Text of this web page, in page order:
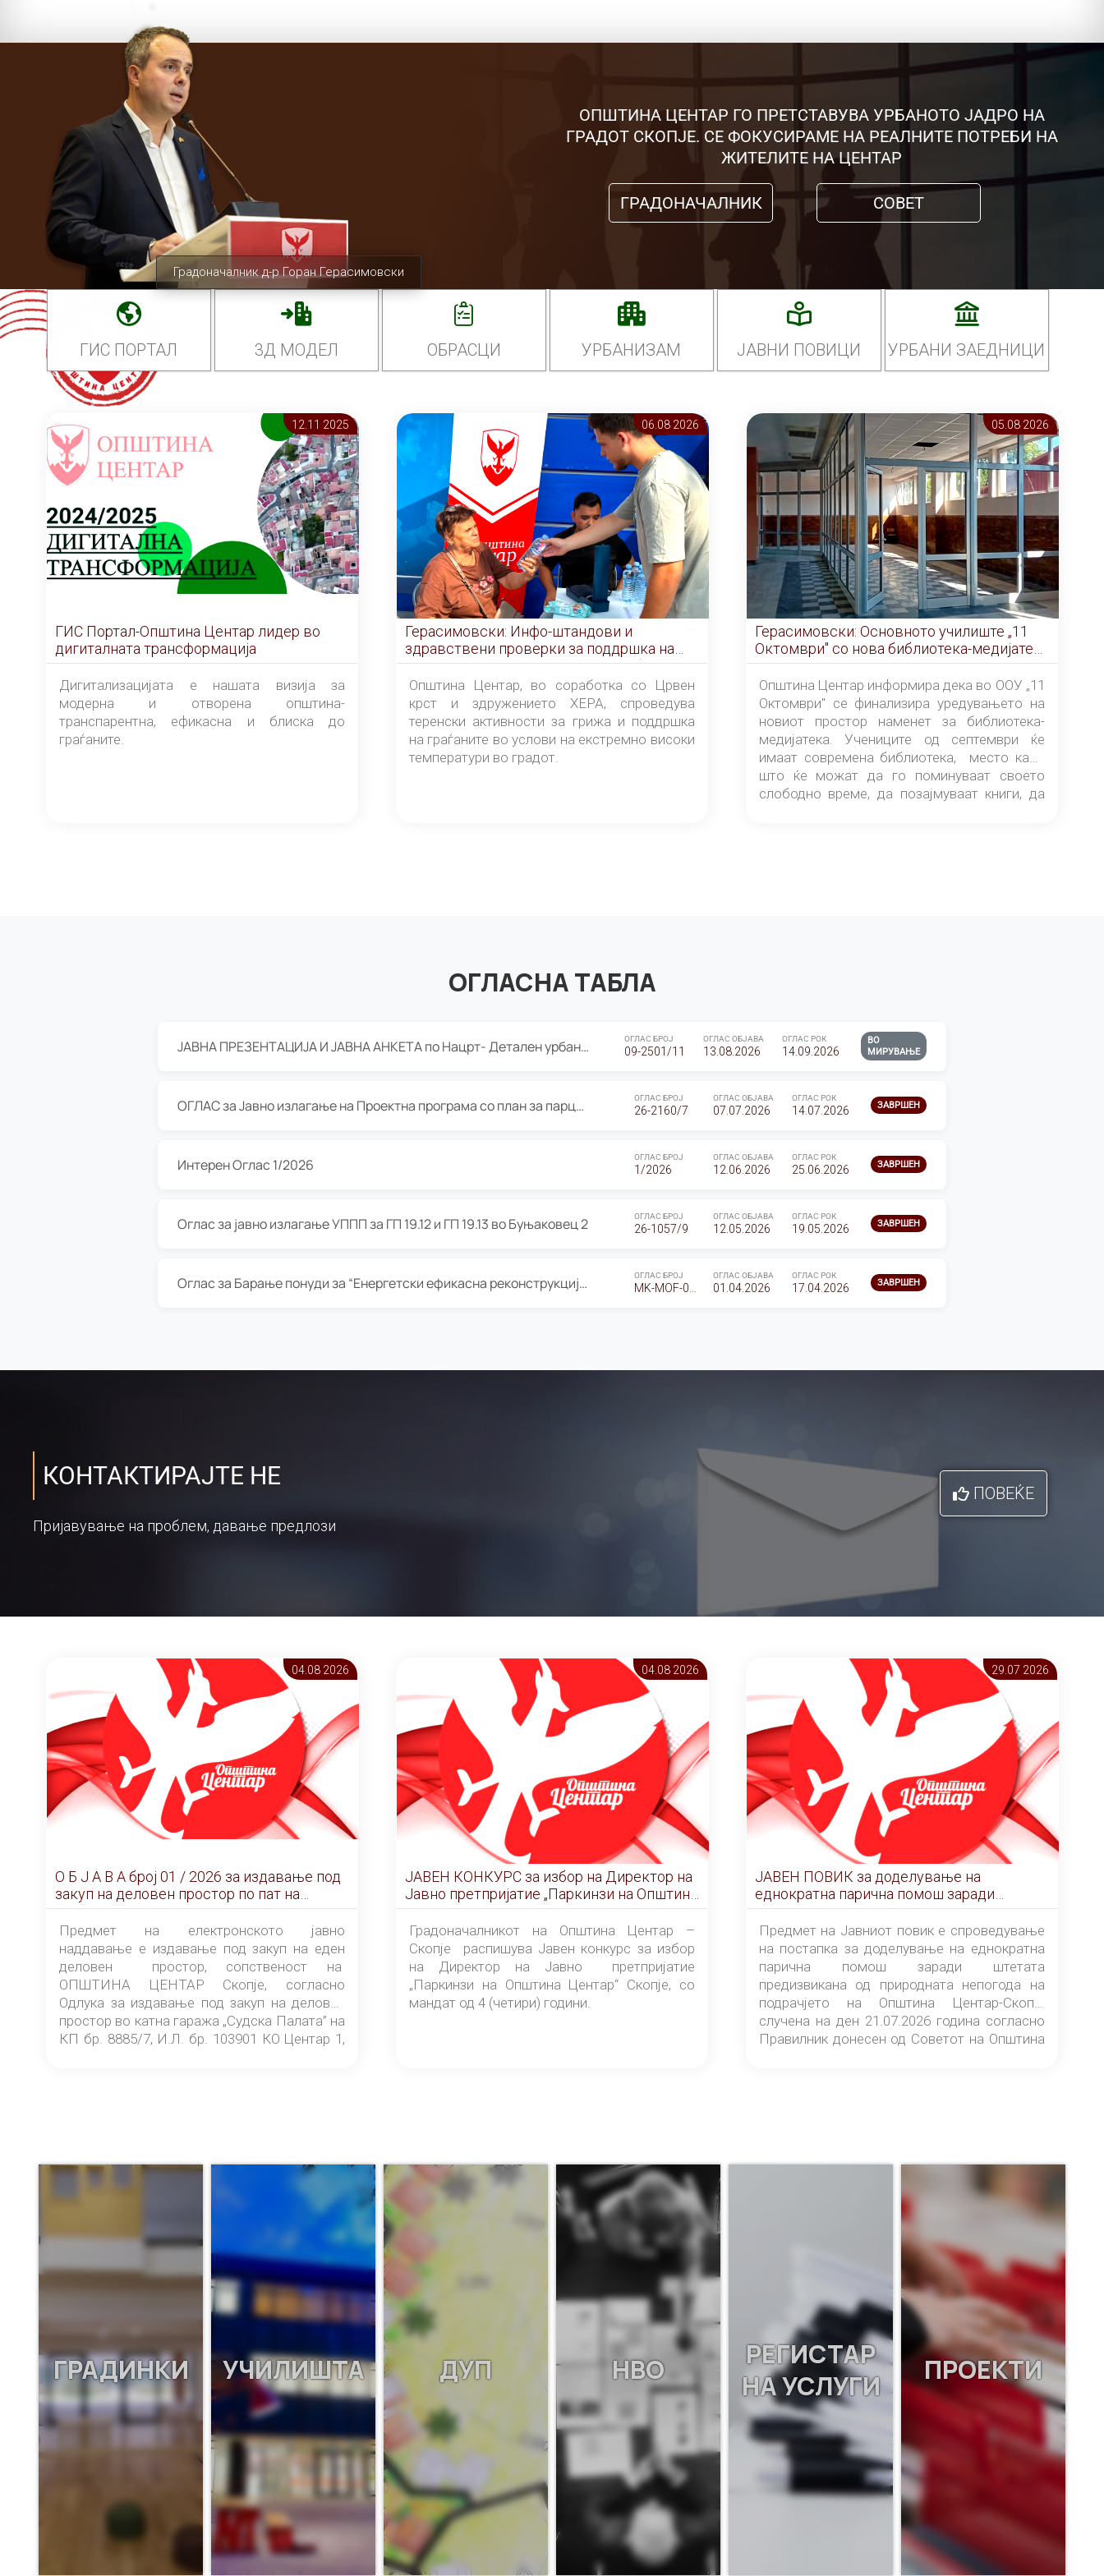
Градоначалник д-р Горан Герасимовски
ОПШТИНА ЦЕНТАР ГО ПРЕТСТАВУВА УРБАНОТО ЈАДРО НА
ГРАДОТ СКОПЈЕ. СЕ ФОКУСИРАМЕ НА РЕАЛНИТЕ ПОТРЕБИ НА
ЖИТЕЛИТЕ НА ЦЕНТАР
ГРАДОНАЧАЛНИК СОВЕТ
ГИС ПОРТАЛ 3Д МОДЕЛ ОБРАСЦИ УРБАНИЗАМ ЈАВНИ ПОВИЦИ УРБАНИ ЗАЕДНИЦИ
12.11 2025
ГИС Портал-Општина Центар лидер во
дигиталната трансформација
Дигитализацијата е нашата визија за
модерна и отворена општина-
транспарентна, ефикасна и блиска до
граѓаните.
06.08 2026
Герасимовски: Инфо-штандови и
здравствени проверки за поддршка на
граѓаните во услови на топлотен бран
Општина Центар, во соработка со Црвен
крст и здружението ХЕРА, спроведува
теренски активности за грижа и поддршка
на граѓаните во услови на екстремно високи
температури во градот.
05.08 2026
Герасимовски: Основното училиште „11
Октомври" со нова библиотека-медијатека
од септември
Општина Центар информира дека во ООУ „11
Октомври" се финализира уредувањето на
новиот простор наменет за библиотека-
медијатека. Учениците од септември ќе
имаат современа библиотека, место каде
што ќе можат да го поминуваат своето
слободно време, да позајмуваат книги, да
ОГЛАСНА ТАБЛА
ЈАВНА ПРЕЗЕНТАЦИЈА И ЈАВНА АНКЕТА по Нацрт- Детален урбанистички план Градска четврт Ј 05- Барутана, Општина Центар- Скопје, плански период 2025-2030 ОГЛАС БРОЈ
09-2501/11
ОГЛАС ОБЈАВА
13.08.2026
ОГЛАС РОК
14.09.2026
ВО
МИРУВАЊЕ
ОГЛАС за Јавно излагање на Проектна програма со план за парцелација за Урбанистички проект со план за парцелација за спојување на ГП 20.12 и ГП 20.37 од Изменување и дополнување на Детален урбанистички план Буњаковец 2, Општина Центар – Скопје ОГЛАС БРОЈ
26-2160/7
ОГЛАС ОБЈАВА
07.07.2026
ОГЛАС РОК
14.07.2026 ЗАВРШЕН
Интерен Оглас 1/2026 ОГЛАС БРОЈ
1/2026
ОГЛАС ОБЈАВА
12.06.2026
ОГЛАС РОК
25.06.2026 ЗАВРШЕН
Оглас за јавно излагање УППП за ГП 19.12 и ГП 19.13 во Буњаковец 2 ОГЛАС БРОЈ
26-1057/9
ОГЛАС ОБЈАВА
12.05.2026
ОГЛАС РОК
19.05.2026 ЗАВРШЕН
Оглас за Барање понуди за “Енергетски ефикасна реконструкција на објектот ООУ „Св. Кирил и Методиј" ОГЛАС БРОЈ ОГЛАС ОБЈАВА
01.04.2026
ОГЛАС РОК
17.04.2026 ЗАВРШЕН
КОНТАКТИРАЈТЕ НЕ
Пријавување на проблем, давање предлози
ПОВЕЌЕ
04.08 2026
О Б Ј А В А брoj 01 / 2026 за издавање под
закуп на деловен простор по пат на
ЕЛЕКТРОНСКО ЈАВНО НАДДАВАЊЕ
Предмет на електронското јавно
наддавање е издавање под закуп на еден
деловен простор, сопственост на
ОПШТИНА ЦЕНТАР Скопје, согласно
Одлука за издавање под закуп на деловен
простор во катна гаража „Судска Палата” на
КП бр. 8885/7, И.Л. бр. 103901 КО Центар 1,
понудувач.
04.08 2026
ЈАВЕН КОНКУРС за избор на Директор на
Јавно претпријатие „Паркинзи на Општина
Центар“ – Скопје
Градоначалникот на Општина Центар –
Скопје распишува Јавен конкурс за избор
на Директор на Јавно претпријатие
„Паркинзи на Општина Центар“ Скопје, со
мандат од 4 (четири) години.
29.07 2026
ЈАВЕН ПОВИК за доделување на
еднократна парична помош заради
штетата предизвикана од природната
непогода на подрачјето на Општина
Центар-Скопје случена на ден 21.07.2026
година
Предмет на Јавниот повик е спроведување
на постапка за доделување на еднократна
парична помош заради штетата
предизвикана од природната непогода на
подрачјето на Општина Центар-Скопје
случена на ден 21.07.2026 година согласно
Правилник донесен од Советот на Општина
ГРАДИНКИ УЧИЛИШТА ДУП НВО
РЕГИСТАР
НА УСЛУГИ
ПРОЕКТИ